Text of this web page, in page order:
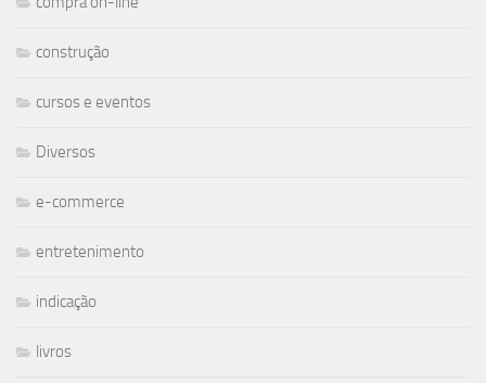
construção
cursos e eventos
Diversos
e-commerce
entretenimento
indicação
livros